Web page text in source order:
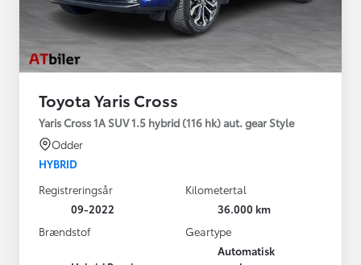
Toyota Yaris Cross
Yaris Cross 1A SUV 1.5 hybrid (116 hk) aut. gear Style
Odder
HYBRID
Registreringsår
09-2022
Kilometertal
36.000 km
Brændstof
Geartype
Automatisk